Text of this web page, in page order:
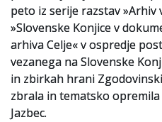
Arhivske škatle
Projekti
Slovenski elektronski arhiv
peto iz serije razstav
»Slovenske Konjice v
arhiva Celje« v ospredje
vezanega na Slovenske
in zbirkah hrani
zbrala in tematsko
Jazbec.